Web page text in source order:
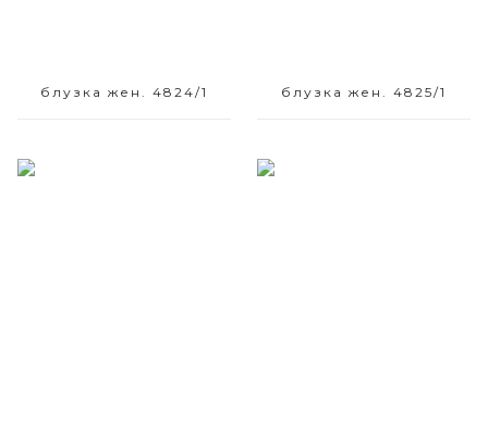
блузка жен. 4824/1 блузка жен. 4825/1